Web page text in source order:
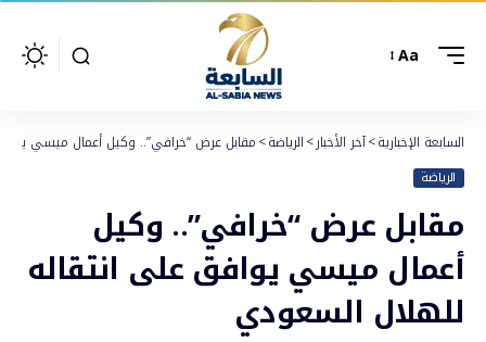
Aa
السابعة الإخبارية>آخر الأخبار>الرياضة>مقابل عرض “خرافي”.. وكيل أعمال ميسي
الرياضة
مقابل عرض “خرافي”.. وكيل
أعمال ميسي يوافق على انتقاله
للهلال السعودي